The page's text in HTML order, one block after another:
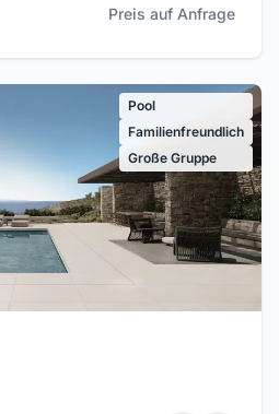
Preis auf Anfrage
Pool
Familienfreundlich
Große Gruppe